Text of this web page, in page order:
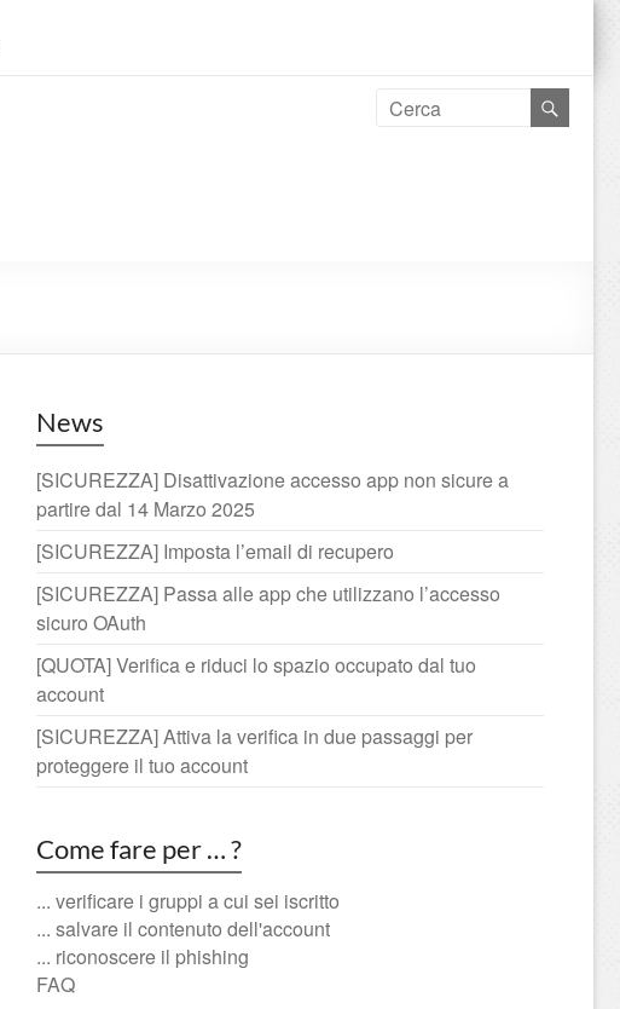
News
[SICUREZZA] Disattivazione accesso app non sicure a
partire dal 14 Marzo 2025
[SICUREZZA] Imposta l’email di recupero
[SICUREZZA] Passa alle app che utilizzano l’accesso
sicuro OAuth
[QUOTA] Verifica e riduci lo spazio occupato dal tuo
account
[SICUREZZA] Attiva la verifica in due passaggi per
proteggere il tuo account
Come fare per … ?
... verificare i gruppi a cui sei iscritto
... salvare il contenuto dell'account
... riconoscere il phishing
FAQ